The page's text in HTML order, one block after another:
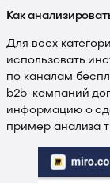
Как
Для всех
использовать
по каналам
b2b-компаний
информацию о
пример анализа